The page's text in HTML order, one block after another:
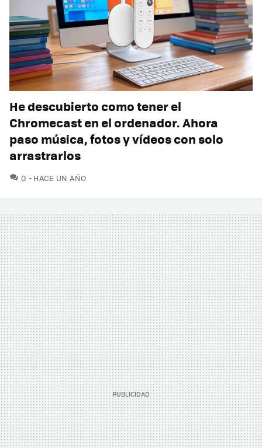
He descubierto como tener el
Chromecast en el ordenador. Ahora
paso música, fotos y vídeos con solo
arrastrarlos
0 COMENTARIOS
HACE UN AÑO